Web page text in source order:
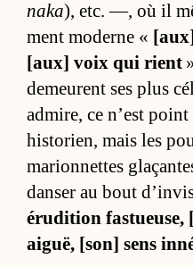
naka), etc. —, où il
ment mo­derne «
[aux] voix qui rient
de­meurent ses plus
ad­mi­re, ce n’est
his­to­rien, mais les
ma­rion­nettes
dan­ser au bout
éru­di­tion
ai­guë, [son] sens